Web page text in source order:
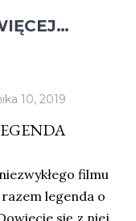
10, 2019
filmu
razem legenda o
się z niej